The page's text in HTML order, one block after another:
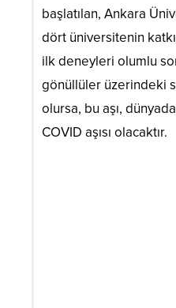
başlatılan, Ankara
dört üniversitenin
ilk deneyleri olumlu
gönüllüler üzerindeki
olursa, bu aşı,
COVID aşısı olacaktır.